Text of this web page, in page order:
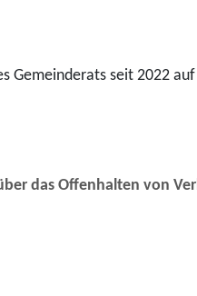
Gemeinderats seit 2022
das Offenhalten von